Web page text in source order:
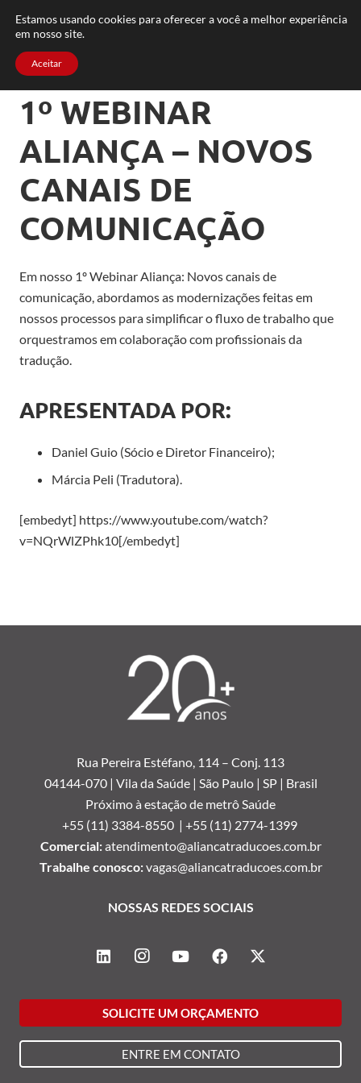
FAQ TRABALHE CONOSCO CONTATO
1º WEBINAR
ALIANÇA – NOVOS
CANAIS DE
COMUNICAÇÃO
Em nosso 1º Webinar Aliança: Novos canais de
comunicação, abordamos as modernizações feitas em
nossos processos para simplificar o fluxo de trabalho que
orquestramos em colaboração com profissionais da
tradução.
APRESENTADA POR:
Daniel Guio (Sócio e Diretor Financeiro);
Márcia Peli (Tradutora).
[embedyt] https://www.youtube.com/watch?
v=NQrWlZPhk10[/embedyt]
Rua Pereira Estéfano, 114 – Conj. 113
04144-070 | Vila da Saúde | São Paulo | SP | Brasil
Próximo à estação de metrô Saúde
+55 (11) 3384-8550 | +55 (11) 2774-1399
Comercial:atendimento@aliancatraducoes.com.br
Trabalhe conosco:vagas@aliancatraducoes.com.br
NOSSAS REDES SOCIAIS
SOLICITE UM ORÇAMENTO
ENTRE EM CONTATO
Estamos usando cookies para oferecer a você a melhor experiência
em nosso site.
Aceitar